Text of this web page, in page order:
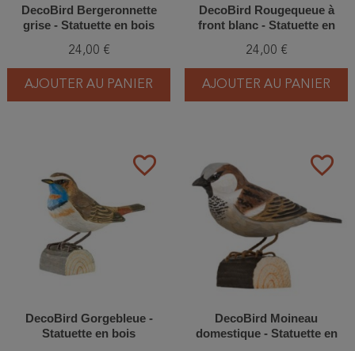
DecoBird Bergeronnette
grise - Statuette en bois
24,00 €
AJOUTER AU PANIER
DecoBird Rougequeue à
front blanc - Statuette en
24,00 €
AJOUTER AU PANIER
favorite_border
DecoBird Gorgebleue -
Statuette en bois
favorite_border
DecoBird Moineau
domestique - Statuette en